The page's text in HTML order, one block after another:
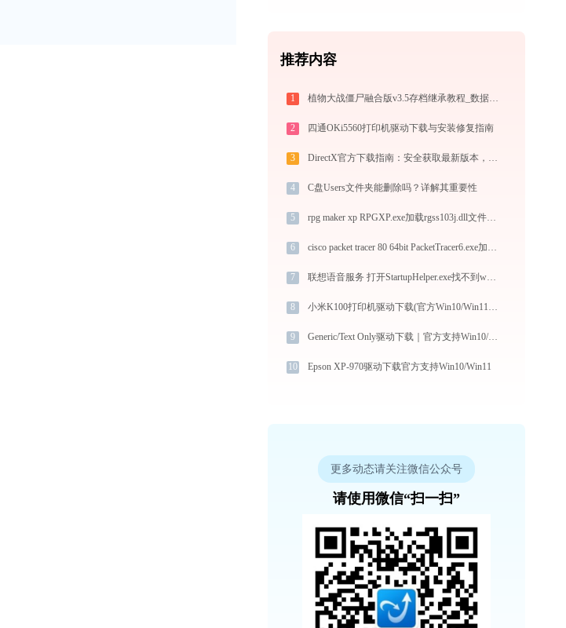
推荐内容
1 植物大战僵尸融合版v3.5存档继承教程_数据备份与恢复方法
2 四通OKi5560打印机驱动下载与安装修复指南
3 DirectX官方下载指南：安全获取最新版本，优化游戏性能
4 C盘Users文件夹能删除吗？详解其重要性
5 rpg maker xp RPGXP.exe加载rgss103j.dll文件丢失处理办法
6 cisco packet tracer 80 64bit PacketTracer6.exe加载qt3support4.dll文件丢失处理办法
7 联想语音服务 打开StartupHelper.exe找不到webview2loader.dll怎么办
8 小米K100打印机驱动下载(官方Win10/Win11支持)
9 Generic/Text Only驱动下载｜官方支持Win10/Win11
10 Epson XP-970驱动下载官方支持Win10/Win11
更多动态请关注微信公众号
请使用微信“扫一扫”